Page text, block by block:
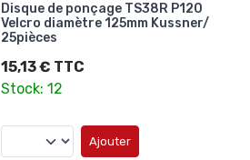
Disque de ponçage TS38R P120
Velcro diamètre 125mm Kussner/
25pièces
15,13 € TTC
Stock: 12
Ajouter